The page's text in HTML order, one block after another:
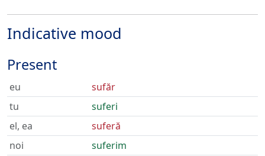
Indicative mood
Present
eu
sufăr
tu
suferi
el, ea
suferă
noi
suferim